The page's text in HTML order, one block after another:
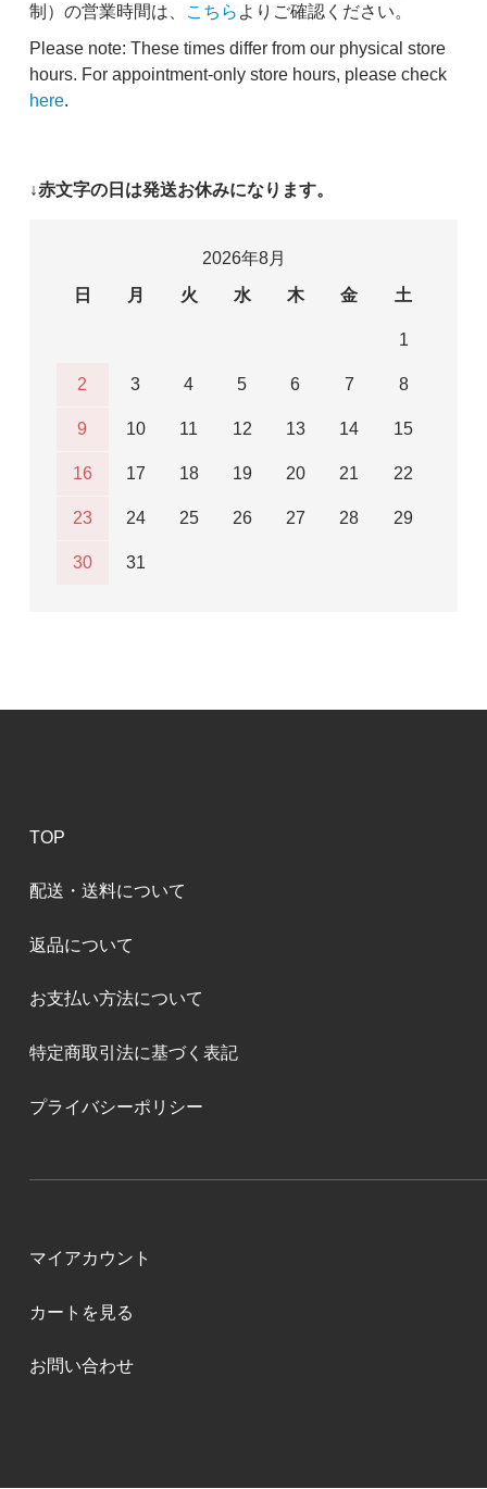
制）の営業時間は、
こちら よりご確認ください。
Please note: These times differ from our physical store
hours. For appointment-only store hours, please check
here.
↓赤文字の日は発送お休みになります。
2026年8月
日
月 火 水 木 金 土
1
2 3 4 5 6 7 8
9 10 11 12 13 14 15
16 17 18 19 20 21 22
23 24 25 26 27 28 29
30 31
TOP
配送・送料について
返品について
お支払い方法について
特定商取引法に基づく表記
プライバシーポリシー
マイアカウント
カートを見る
お問い合わせ